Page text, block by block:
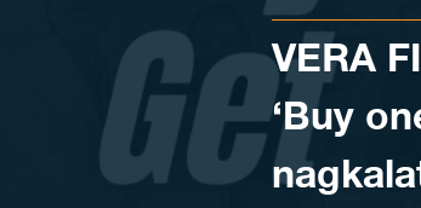
VERA
‘Buy